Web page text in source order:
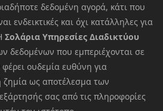
δεδομένη αγορά, κάτι που
ενδεικτικές και όχι κατάλληλες για
Σολάρια Υπηρεσίες Διαδικτύου
δεδομένων που εμπεριέχονται σε
ουδεμία ευθύνη για
ως αποτέλεσμα των
σας από τις πληροφορίες